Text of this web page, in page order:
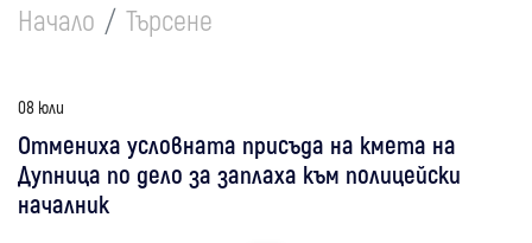
Начало Търсене
08 юли
Отмениха условната присъда на кмета на
Дупница по дело за заплаха към полицейски
началник